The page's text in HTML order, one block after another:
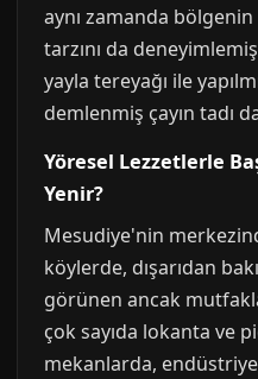
aynı zamanda
tarzını da
yayla tereyağı ile
demlenmiş çayın tadı
Yöresel Lezzetlerle
Yenir?
Mesudiye'nin
köylerde, dışarıdan
görünen ancak
çok sayıda lokanta ve
mekanlarda,